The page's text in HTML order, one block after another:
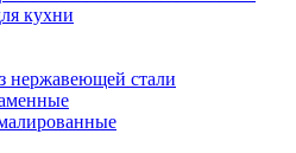
кухни
нержавеющей стали